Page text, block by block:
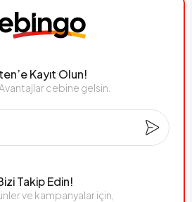
Kayıt Olun!
cebine gelsin.
Takip Edin!
ve kampanyalar için,